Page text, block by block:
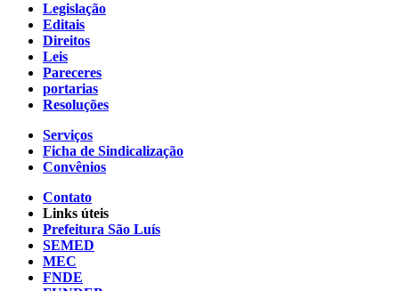
Legislação
Editais
Direitos
Leis
Pareceres
portarias
Resoluções
Serviços
Ficha de Sindicalização
Convênios
Contato
Links úteis
Prefeitura São Luís
SEMED
MEC
FNDE